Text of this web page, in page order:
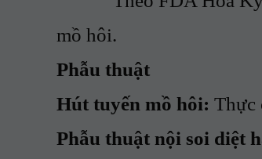
mồ hôi.
Phẫu thuật
Hút tuyến mồ hôi: Thực
Phẫu thuật nội soi diệt